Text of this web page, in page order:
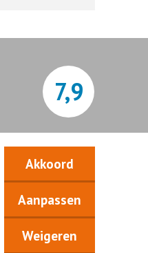
7,9
Akkoord
Aanpassen
Weigeren